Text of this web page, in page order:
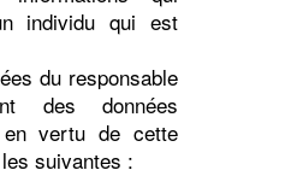
individu qui est
du responsable
des données
en vertu de cette
suivantes :